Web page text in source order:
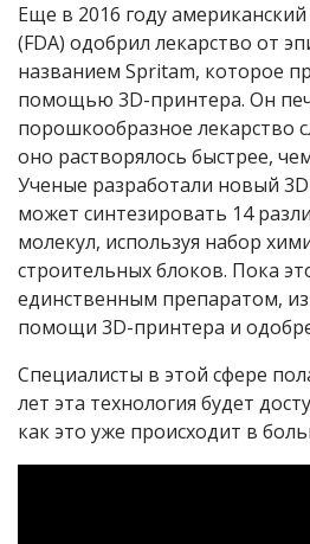
Еще в 2016 году американский
(FDA) одобрил лекарство от
названием Spritam, которое
помощью 3D-принтера. Он
порошкообразное лекарство
оно растворялось быстрее,
Ученые разработали новый
может синтезировать 14
молекул, используя набор
строительных блоков. Пока
единственным препаратом,
помощи 3D-принтера и
Специалисты в этой сфере
лет эта технология будет
как это уже происходит в